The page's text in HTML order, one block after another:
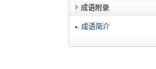
成语附录
成语简介